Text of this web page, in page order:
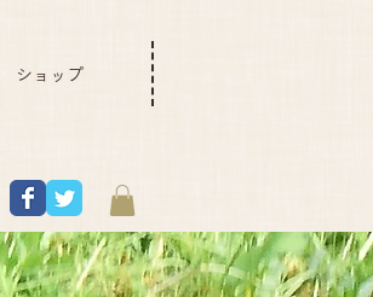
ショップ